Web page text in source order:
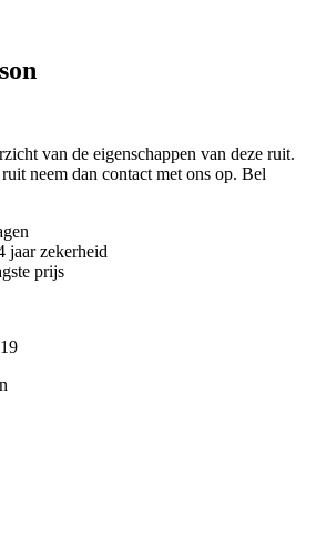
van de eigenschappen van deze ruit.
neem dan contact met ons op. Bel
jaar zekerheid
prijs